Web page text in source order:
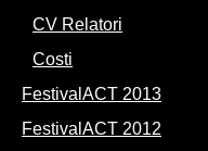
CV Relatori
Costi
FestivalACT 2013
FestivalACT 2012